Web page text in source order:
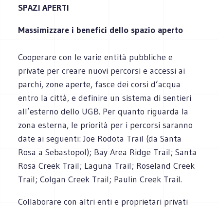
SPAZI APERTI
Massimizzare i benefici dello spazio aperto
Cooperare con le varie entità pubbliche e
private per creare nuovi percorsi e accessi ai
parchi, zone aperte, fasce dei corsi d’acqua
entro la città, e definire un sistema di sentieri
all’esterno dello UGB. Per quanto riguarda la
zona esterna, le priorità per i percorsi saranno
date ai seguenti: Joe Rodota Trail (da Santa
Rosa a Sebastopol); Bay Area Ridge Trail; Santa
Rosa Creek Trail; Laguna Trail; Roseland Creek
Trail; Colgan Creek Trail; Paulin Creek Trail.
Collaborare con altri enti e proprietari privati